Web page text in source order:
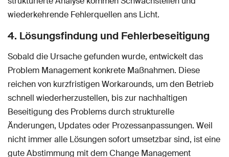
wiederkehrende Fehlerquellen ans Licht.
4. Lösungsfindung und Fehlerbeseitigung
Sobald die Ursache gefunden wurde, entwickelt das
Problem Management konkrete Maßnahmen. Diese
reichen von kurzfristigen Workarounds, um den Betrieb
schnell wiederherzustellen, bis zur nachhaltigen
Beseitigung des Problems durch strukturelle
Änderungen, Updates oder Prozessanpassungen. Weil
nicht immer alle Lösungen sofort umsetzbar sind, ist eine
gute Abstimmung mit dem Change Management